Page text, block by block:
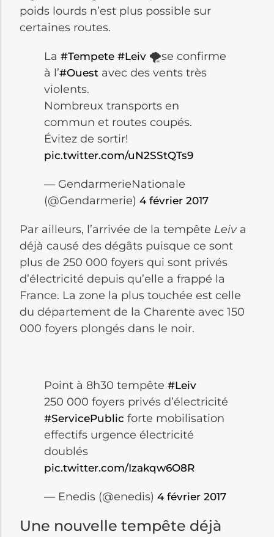
poids lourds n’est plus possible sur
certaines routes.
La #Tempete #Leiv 🌪se confirme
à l’#Ouest avec des vents très
violents.
Nombreux transports en
commun et routes coupés.
Évitez de sortir!
pic.twitter.com/uN2SStQTs9
— GendarmerieNationale
(@Gendarmerie) 4 février 2017
Par ailleurs, l’arrivée de la tempête Leiv a
déjà causé des dégâts puisque ce sont
plus de 250 000 foyers qui sont privés
d’électricité depuis qu’elle a frappé la
France. La zone la plus touchée est celle
du département de la Charente avec 150
000 foyers plongés dans le noir.
Point à 8h30 tempête #Leiv
250 000 foyers privés d’électricité
#ServicePublic forte mobilisation
effectifs urgence électricité
doublés
pic.twitter.com/Izakqw6O8R
— Enedis (@enedis) 4 février 2017
Une nouvelle tempête déjà